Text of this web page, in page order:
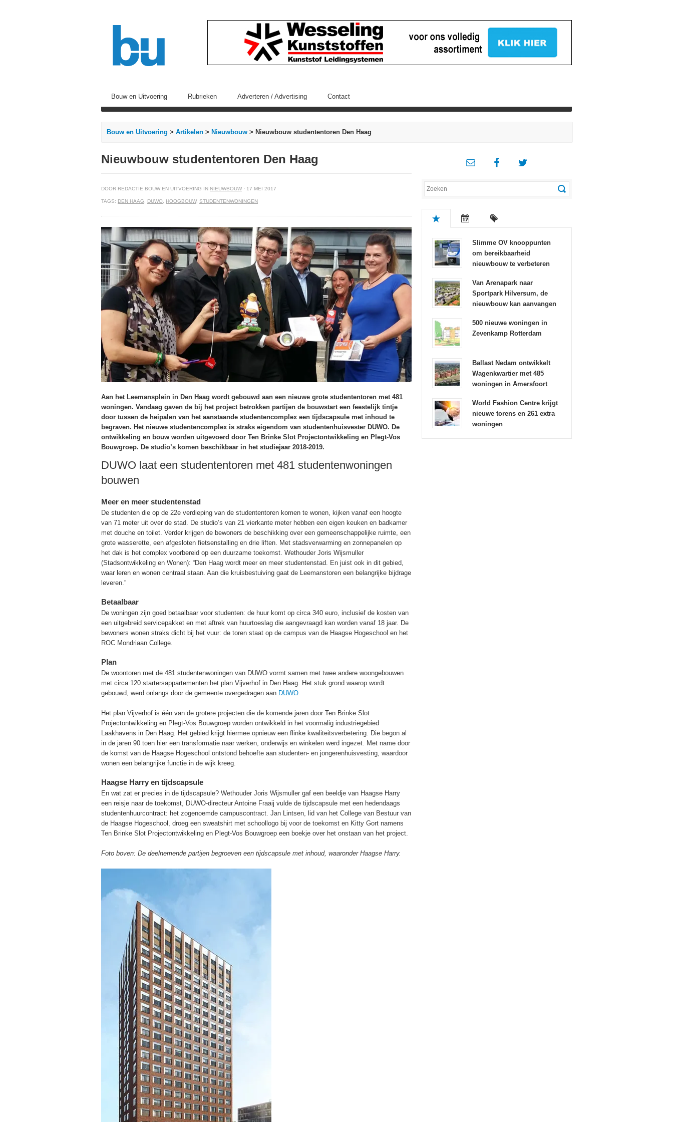
Bouw en Uitvoering Rubrieken Adverteren / Advertising Contact
Bouw en Uitvoering > Artikelen > Nieuwbouw > Nieuwbouw studententoren Den Haag
Nieuwbouw studententoren Den Haag
DOOR REDACTIE BOUW EN UITVOERING IN NIEUWBOUW· 17 MEI 2017
TAGS: DEN HAAG DUWO HOOGBOUW, STUDENTENWONINGEN
Aan het Leemansplein in Den Haag wordt gebouwd aan een nieuwe grote studententoren met 481
woningen. Vandaag gaven de bij het project betrokken partijen de bouwstart een feestelijk tintje
door tussen de heipalen van het aanstaande studentencomplex een tijdscapsule met inhoud te
begraven. Het nieuwe studentencomplex is straks eigendom van studentenhuisvester DUWO. De
ontwikkeling en bouw worden uitgevoerd door Ten Brinke Slot Projectontwikkeling en Plegt-Vos
Bouwgroep. De studio’s komen beschikbaar in het studiejaar 2018-2019.
DUWO laat een studententoren met 481 studentenwoningen
bouwen
Meer en meer studentenstad
De studenten die op de 22e verdieping van de studententoren komen te wonen, kijken vanaf een hoogte
van 71 meter uit over de stad. De studio’s van 21 vierkante meter hebben een eigen keuken en badkamer
met douche en toilet. Verder krijgen de bewoners de beschikking over een gemeenschappelijke ruimte, een
grote wasserette, een afgesloten fietsenstalling en drie liften. Met stadsverwarming en zonnepanelen op
het dak is het complex voorbereid op een duurzame toekomst. Wethouder Joris Wijsmuller
(Stadsontwikkeling en Wonen): “Den Haag wordt meer en meer studentenstad. En juist ook in dit gebied,
waar leren en wonen centraal staan. Aan die kruisbestuiving gaat de Leemanstoren een belangrijke bijdrage
leveren.”
Betaalbaar
De woningen zijn goed betaalbaar voor studenten: de huur komt op circa 340 euro, inclusief de kosten van
een uitgebreid servicepakket en met aftrek van huurtoeslag die aangevraagd kan worden vanaf 18 jaar. De
bewoners wonen straks dicht bij het vuur: de toren staat op de campus van de Haagse Hogeschool en het
ROC Mondriaan College.
Plan
De woontoren met de 481 studentenwoningen van DUWO vormt samen met twee andere woongebouwen
met circa 120 startersappartementen het plan Vijverhof in Den Haag. Het stuk grond waarop wordt
gebouwd, werd onlangs door de gemeente overgedragen aan DUWO
Het plan Vijverhof is één van de grotere projecten die de komende jaren door Ten Brinke Slot
Projectontwikkeling en Plegt-Vos Bouwgroep worden ontwikkeld in het voormalig industriegebied
Laakhavens in Den Haag. Het gebied krijgt hiermee opnieuw een flinke kwaliteitsverbetering. Die begon al
in de jaren 90 toen hier een transformatie naar werken, onderwijs en winkelen werd ingezet. Met name door
de komst van de Haagse Hogeschool ontstond behoefte aan studenten- en jongerenhuisvesting, waardoor
wonen een belangrijke functie in de wijk kreeg.
Haagse Harry en tijdscapsule
En wat zat er precies in de tijdscapsule? Wethouder Joris Wijsmuller gaf een beeldje van Haagse Harry
een reisje naar de toekomst, DUWO-directeur Antoine Fraaij vulde de tijdscapsule met een hedendaags
studentenhuurcontract: het zogenoemde campuscontract. Jan Lintsen, lid van het College van Bestuur van
de Haagse Hogeschool, droeg een sweatshirt met schoollogo bij voor de toekomst en Kitty Gort namens
Ten Brinke Slot Projectontwikkeling en Plegt-Vos Bouwgroep een boekje over het onstaan van het project.
Foto boven: De deelnemende partijen begroeven een tijdscapsule met inhoud, waaronder Haagse Harry.
Slimme OV knooppunten
om bereikbaarheid
nieuwbouw te verbeteren
Van Arenapark naar
Sportpark Hilversum, de
nieuwbouw kan aanvangen
500 nieuwe woningen in
Zevenkamp Rotterdam
Ballast Nedam ontwikkelt
Wagenkwartier met 485
woningen in Amersfoort
World Fashion Centre krijgt
nieuwe torens en 261 extra
woningen